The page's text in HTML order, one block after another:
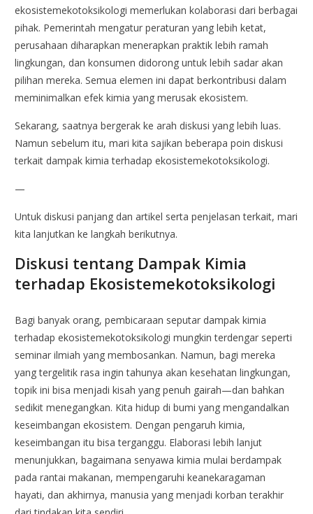
ekosistemekotoksikologi memerlukan kolaborasi dari berbagai
pihak. Pemerintah mengatur peraturan yang lebih ketat,
perusahaan diharapkan menerapkan praktik lebih ramah
lingkungan, dan konsumen didorong untuk lebih sadar akan
pilihan mereka. Semua elemen ini dapat berkontribusi dalam
meminimalkan efek kimia yang merusak ekosistem.
Sekarang, saatnya bergerak ke arah diskusi yang lebih luas.
Namun sebelum itu, mari kita sajikan beberapa poin diskusi
terkait dampak kimia terhadap ekosistemekotoksikologi.
—
Untuk diskusi panjang dan artikel serta penjelasan terkait, mari
kita lanjutkan ke langkah berikutnya.
Diskusi tentang Dampak Kimia
terhadap Ekosistemekotoksikologi
Bagi banyak orang, pembicaraan seputar dampak kimia
terhadap ekosistemekotoksikologi mungkin terdengar seperti
seminar ilmiah yang membosankan. Namun, bagi mereka
yang tergelitik rasa ingin tahunya akan kesehatan lingkungan,
topik ini bisa menjadi kisah yang penuh gairah—dan bahkan
sedikit menegangkan. Kita hidup di bumi yang mengandalkan
keseimbangan ekosistem. Dengan pengaruh kimia,
keseimbangan itu bisa terganggu. Elaborasi lebih lanjut
menunjukkan, bagaimana senyawa kimia mulai berdampak
pada rantai makanan, mempengaruhi keanekaragaman
hayati, dan akhirnya, manusia yang menjadi korban terakhir